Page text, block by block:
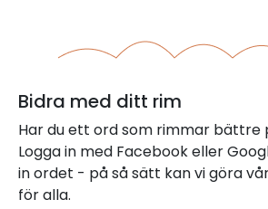
Bidra med ditt rim
Har du ett ord som rimmar bättre
Logga in med Facebook eller
in ordet - på så sätt kan vi göra
för alla.